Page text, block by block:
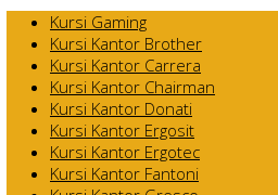
Kursi Gaming
Kursi Kantor Brother
Kursi Kantor Carrera
Kursi Kantor Chairman
Kursi Kantor Donati
Kursi Kantor Ergosit
Kursi Kantor Ergotec
Kursi Kantor Fantoni